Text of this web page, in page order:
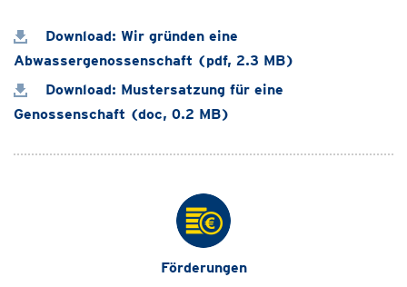
Download: Wir gründen eine
Abwassergenossenschaft (pdf, 2.3 MB)
Download: Mustersatzung für eine
Genossenschaft (doc, 0.2 MB)
Förderungen